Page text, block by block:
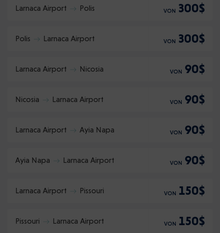
Larnaca Airport Polis VON 300$
Polis Larnaca Airport VON 300$
Larnaca Airport Nicosia VON 90$
Nicosia Larnaca Airport VON 90$
Larnaca Airport Ayia Napa VON 90$
Ayia Napa Larnaca Airport VON 90$
Larnaca Airport Pissouri VON 150$
Pissouri Larnaca Airport VON 150$